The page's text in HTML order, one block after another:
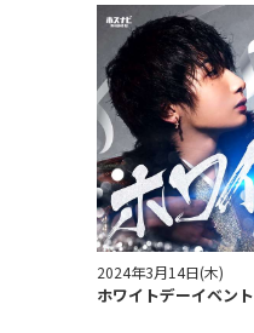
2024年3月14日(木)
ホワイトデーイベント